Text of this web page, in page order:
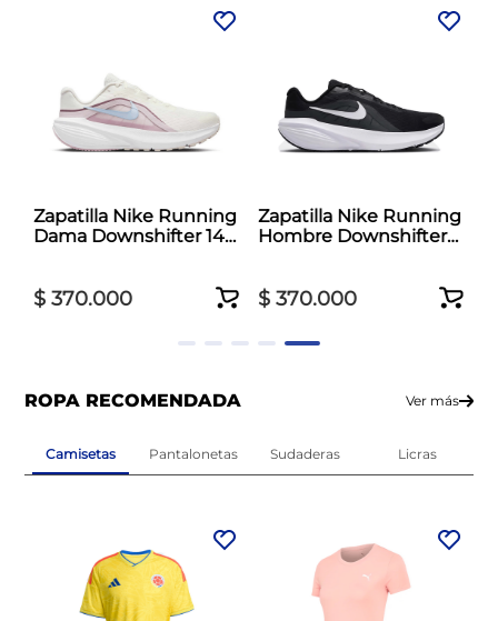
Zapatilla Nike Running
Dama Downshifter 14
$ 370.000
Zapatilla Nike Running
Hombre Downshifter
$ 370.000
ROPA RECOMENDADA Ver más
Camisetas Pantalonetas Sudaderas Licras